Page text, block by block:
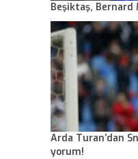
Beşiktaş, Bernard
Arda Turan’dan
yorum!